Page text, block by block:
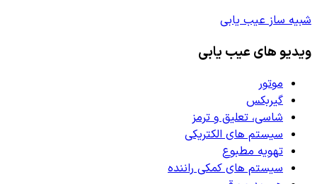
شبیه ساز عیب یابی
ویدیو های عیب یابی
موتور
گیربکس
شاسی، تعلیق و ترمز
سیستم های الکتریکی
تهویه مطبوع
سیستم های کمکی راننده